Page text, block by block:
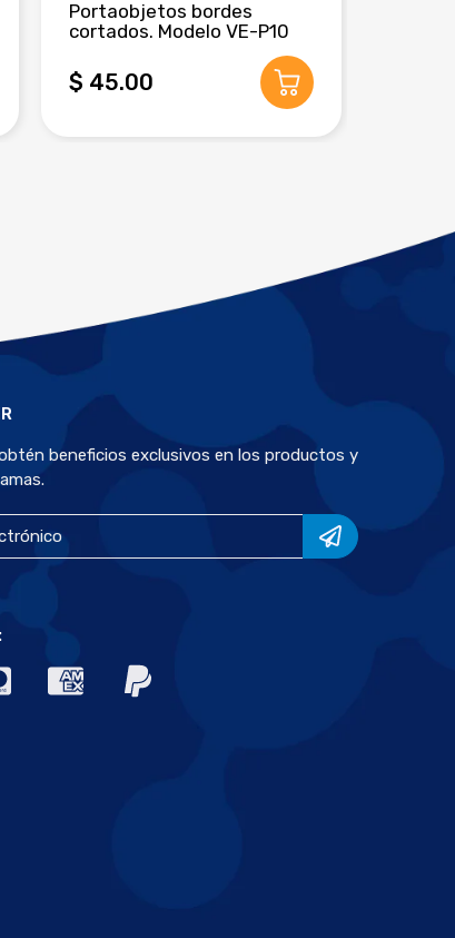
Portaobjetos bordes
cortados. Modelo VE-P10
$ 45.00
beneficios exclusivos en los productos y